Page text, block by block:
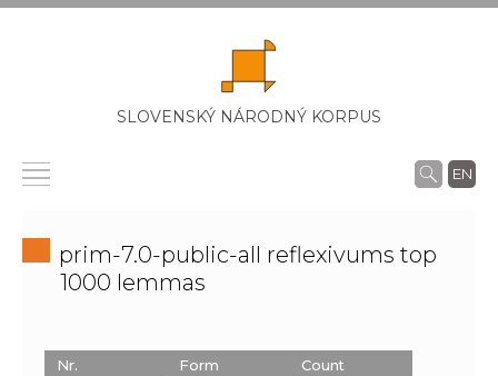
SLOVENSKÝ NÁRODNÝ KORPUS
EN
prim-7.0-public-all reflexivums top
1000 lemmas
Nr. Form
Count